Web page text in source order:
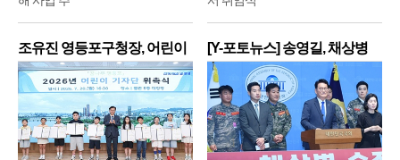
조유진 영등포구청장, 어린이
기
[Y-포토뉴스] 송영길, 채상병
순